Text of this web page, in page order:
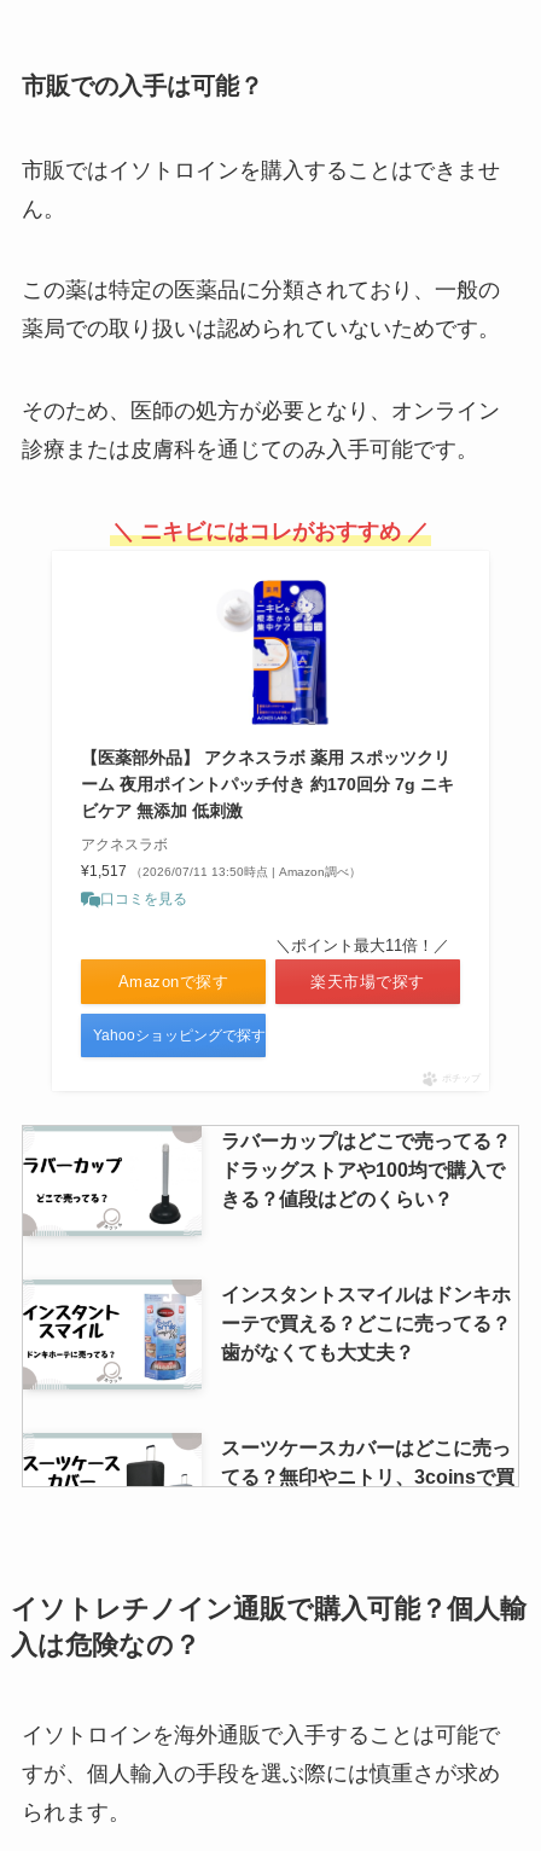
市販での入手は可能？
市販ではイソトロインを購入することはできませ
ん。
この薬は特定の医薬品に分類されており、一般の
薬局での取り扱いは認められていないためです。
そのため、医師の処方が必要となり、オンライン
診療または皮膚科を通じてのみ入手可能です。
＼ ニキビにはコレがおすすめ ／
【医薬部外品】 アクネスラボ 薬用 スポッツクリ
ーム 夜用ポイントパッチ付き 約170回分 7g ニキ
ビケア 無添加 低刺激
アクネスラボ
¥1,517
（2026/07/11 13:50時点 | Amazon調べ）
口コミを見る
Amazonで探す
＼ポイント最大11倍！／
楽天市場で探す
Yahooショッピングで探す
ポチップ
ラバーカップはどこで売ってる？
ドラッグストアや100均で購入で
きる？値段はどのくらい？
インスタントスマイルはドンキホ
ーテで買える？どこに売ってる？
歯がなくても大丈夫？
スーツケースカバーはどこに売っ
てる？無印やニトリ、3coinsで買
大きい段ボールはどこで買える？
ーパーやカルディで買える？効果
イソトレチノイン通販で購入可能？個人輸
入は危険なの？
イソトロインを海外通販で入手することは可能で
すが、個人輸入の手段を選ぶ際には慎重さが求め
られます。